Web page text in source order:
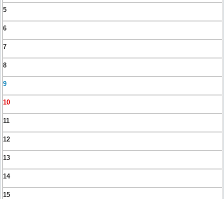
5
6
7
8
9
10
11
12
13
14
15